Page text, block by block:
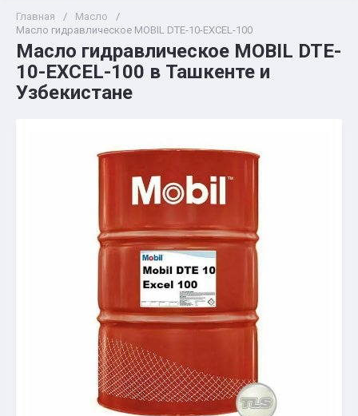
Главная / Масло
/
Масло гидравлическое MOBIL DTE-10-EXCEL-100
Масло гидравлическое MOBIL DTE-
10-EXCEL-100 в Ташкенте и
Узбекистане